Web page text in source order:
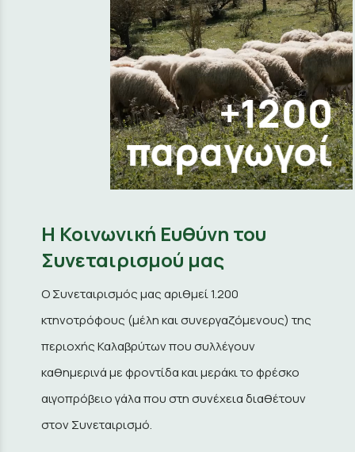
+1200
παραγωγοί
Η Κοινωνική Ευθύνη του
Συνεταιρισμού μας
Ο Συνεταιρισμός μας αριθμεί 1.200
κτηνοτρόφους (μέλη και συνεργαζόμενους) της
περιοχής Καλαβρύτων που συλλέγουν
καθημερινά με φροντίδα και μεράκι το φρέσκο
αιγοπρόβειο γάλα που στη συνέχεια διαθέτουν
στον Συνεταιρισμό.